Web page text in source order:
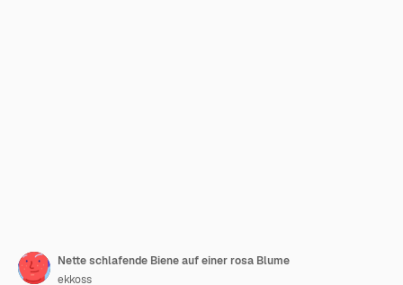
Nette schlafende Biene auf einer rosa Blume
ekkoss